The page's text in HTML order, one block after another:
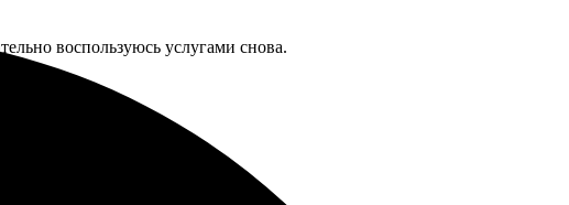
воспользуюсь услугами снова.